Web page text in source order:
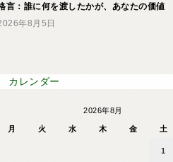
言：誰に何を渡したかが、あなたの価値
年8月5日
カレンダー
2026年8月
月 火 水 木 金 土
1